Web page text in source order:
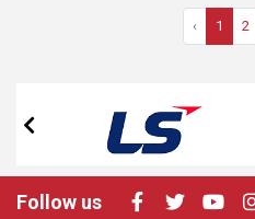
‹ 1 2
Follow us